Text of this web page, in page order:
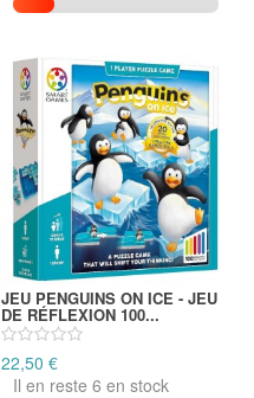
JEU PENGUINS ON ICE - JEU
DE RÉFLEXION 100...
22,50 €
Il en reste 6 en stock